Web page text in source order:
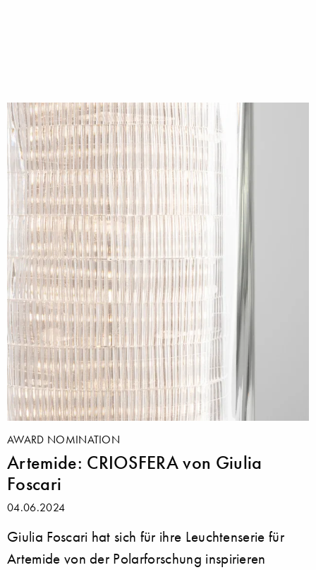
AWARD NOMINATION
Artemide: CRIOSFERA von Giulia
Foscari
04.06.2024
Giulia Foscari hat sich für ihre Leuchtenserie für
Artemide von der Polarforschung inspirieren